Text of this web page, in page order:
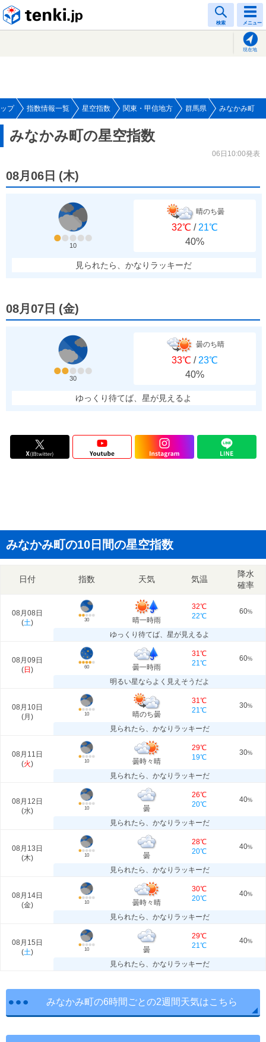
検索 メニュー
現在地
プ 指数情報一覧 星空指数 関東・甲信地方 群馬県 みなかみ町
みなかみ町の星空指数
06日10:00発表
08月06日 (木)
10
晴のち曇
32℃ / 21℃
40%
見られたら、かなりラッキーだ
08月07日 (金)
30
曇のち晴
33℃ / 23℃
40%
ゆっくり待てば、星が見えるよ
みなかみ町の10日間の星空指数
日付 指数 天気 気温
降水
確率
08月08日
(土) 30 晴一時雨
32℃
22℃
60%
ゆっくり待てば、星が見えるよ
08月09日
(日 ) 60 曇一時雨
31℃
21℃
60%
明るい星ならよく見えそうだよ
08月10日
(月 ) 10 晴のち曇
31℃
21℃
30%
見られたら、かなりラッキーだ
08月11日
(火) 10 曇時々晴
29℃
19℃
30%
見られたら、かなりラッキーだ
08月12日
(水) 10 曇
26℃
20℃
40%
見られたら、かなりラッキーだ
08月13日
(木) 10 曇
28℃
20℃
40%
見られたら、かなりラッキーだ
08月14日
(金) 10 曇時々晴
30℃
20℃
40%
見られたら、かなりラッキーだ
08月15日
(土) 10 曇
29℃
21℃
40%
見られたら、かなりラッキーだ
みなかみ町の6時間ごとの2週間天気はこちら